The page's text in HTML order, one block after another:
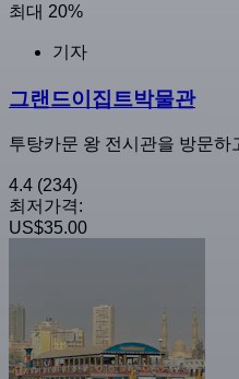
최대 20%
기자
그랜드이집트박물관
투탕카문 왕 전시관을 방문하
4.4 (234)
최저가격:
US$35.00